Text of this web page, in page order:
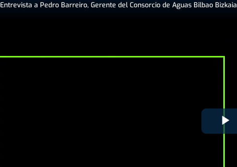
Entrevista a Pedro Barreiro, Gerente del Consorcio de Aguas Bilbao Bizkaia